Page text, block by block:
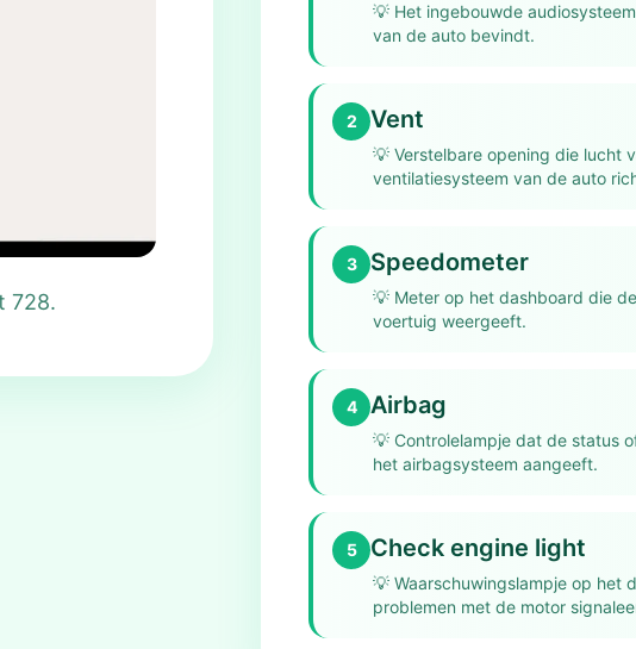
728.
💡 Het ingebouwde
van de auto bevindt.
2 Vent
💡 Verstelbare opening die lucht
ventilatiesysteem van de auto
3 Speedometer
💡 Meter op het dashboard die
voertuig weergeeft.
4 Airbag
💡 Controlelampje dat de status
het airbagsysteem aangeeft.
5 Check engine light
💡 Waarschuwingslampje op het
problemen met de motor